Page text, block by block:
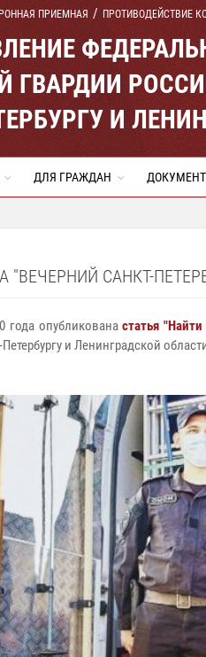
ПРИЕМНАЯ ПРОТИВОДЕЙСТВИЕ
ГВАРДИИ
И
ДЛЯ ГРАЖДАН
"ВЕЧЕРНИЙ САНКТ-
года опубликованастатья
и Ленинградской